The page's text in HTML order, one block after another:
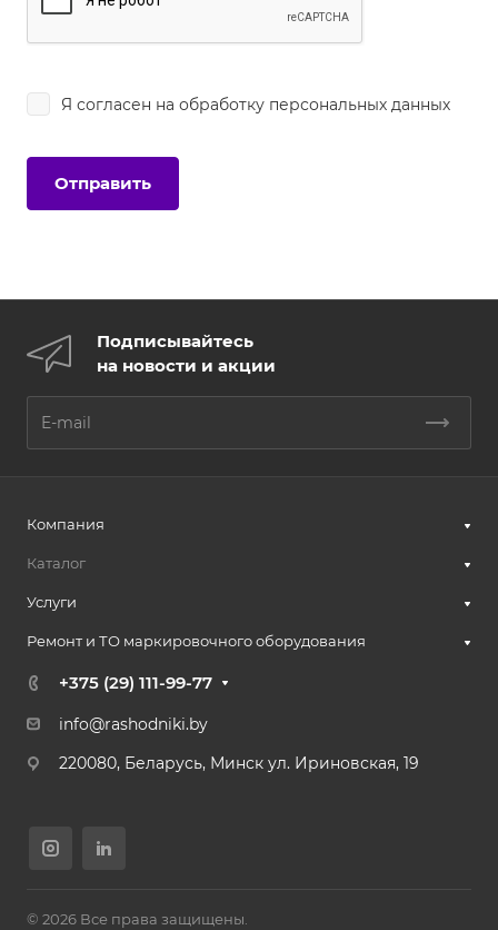
Я согласен на обработку персональных данных
Подписывайтесь
на новости и акции
Компания
Каталог
Услуги
Ремонт и ТО маркировочного оборудования
+375 (29) 111-99-77
info@rashodniki.by
220080, Беларусь, Минск ул. Ириновская, 19
© 2026 Все права защищены.